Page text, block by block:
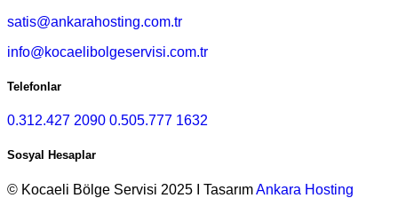
satis@ankarahosting.com.tr
info@kocaelibolgeservisi.com.tr
Telefonlar
0.312.427 2090 0.505.777 1632
Sosyal Hesaplar
© Kocaeli Bölge Servisi 2025 I TasarımAnkara Hosting